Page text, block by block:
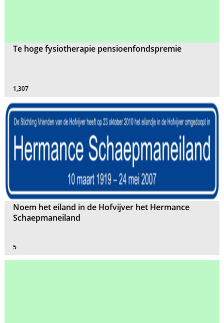
Te hoge fysiotherapie pensioenfondspremie
1,307
Noem het eiland in de Hofvijver het Hermance
Schaepmaneiland
5